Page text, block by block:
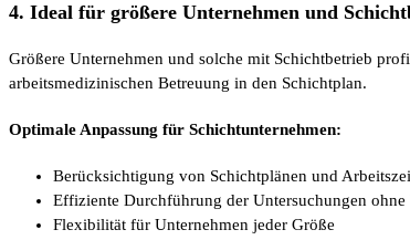
4. Ideal für größere Unternehmen und
Größere Unternehmen und solche mit Schichtbetrieb
arbeitsmedizinischen Betreuung in den Schichtplan.
Optimale Anpassung für Schichtunternehmen:
Berücksichtigung von Schichtplänen und
Effiziente Durchführung der Untersuchungen ohne
Flexibilität für Unternehmen jeder Größe